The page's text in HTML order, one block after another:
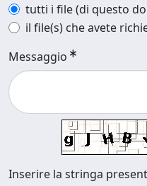
tutti i file (di questo
il file(s) che avete
Messaggio
Inserire la stringa